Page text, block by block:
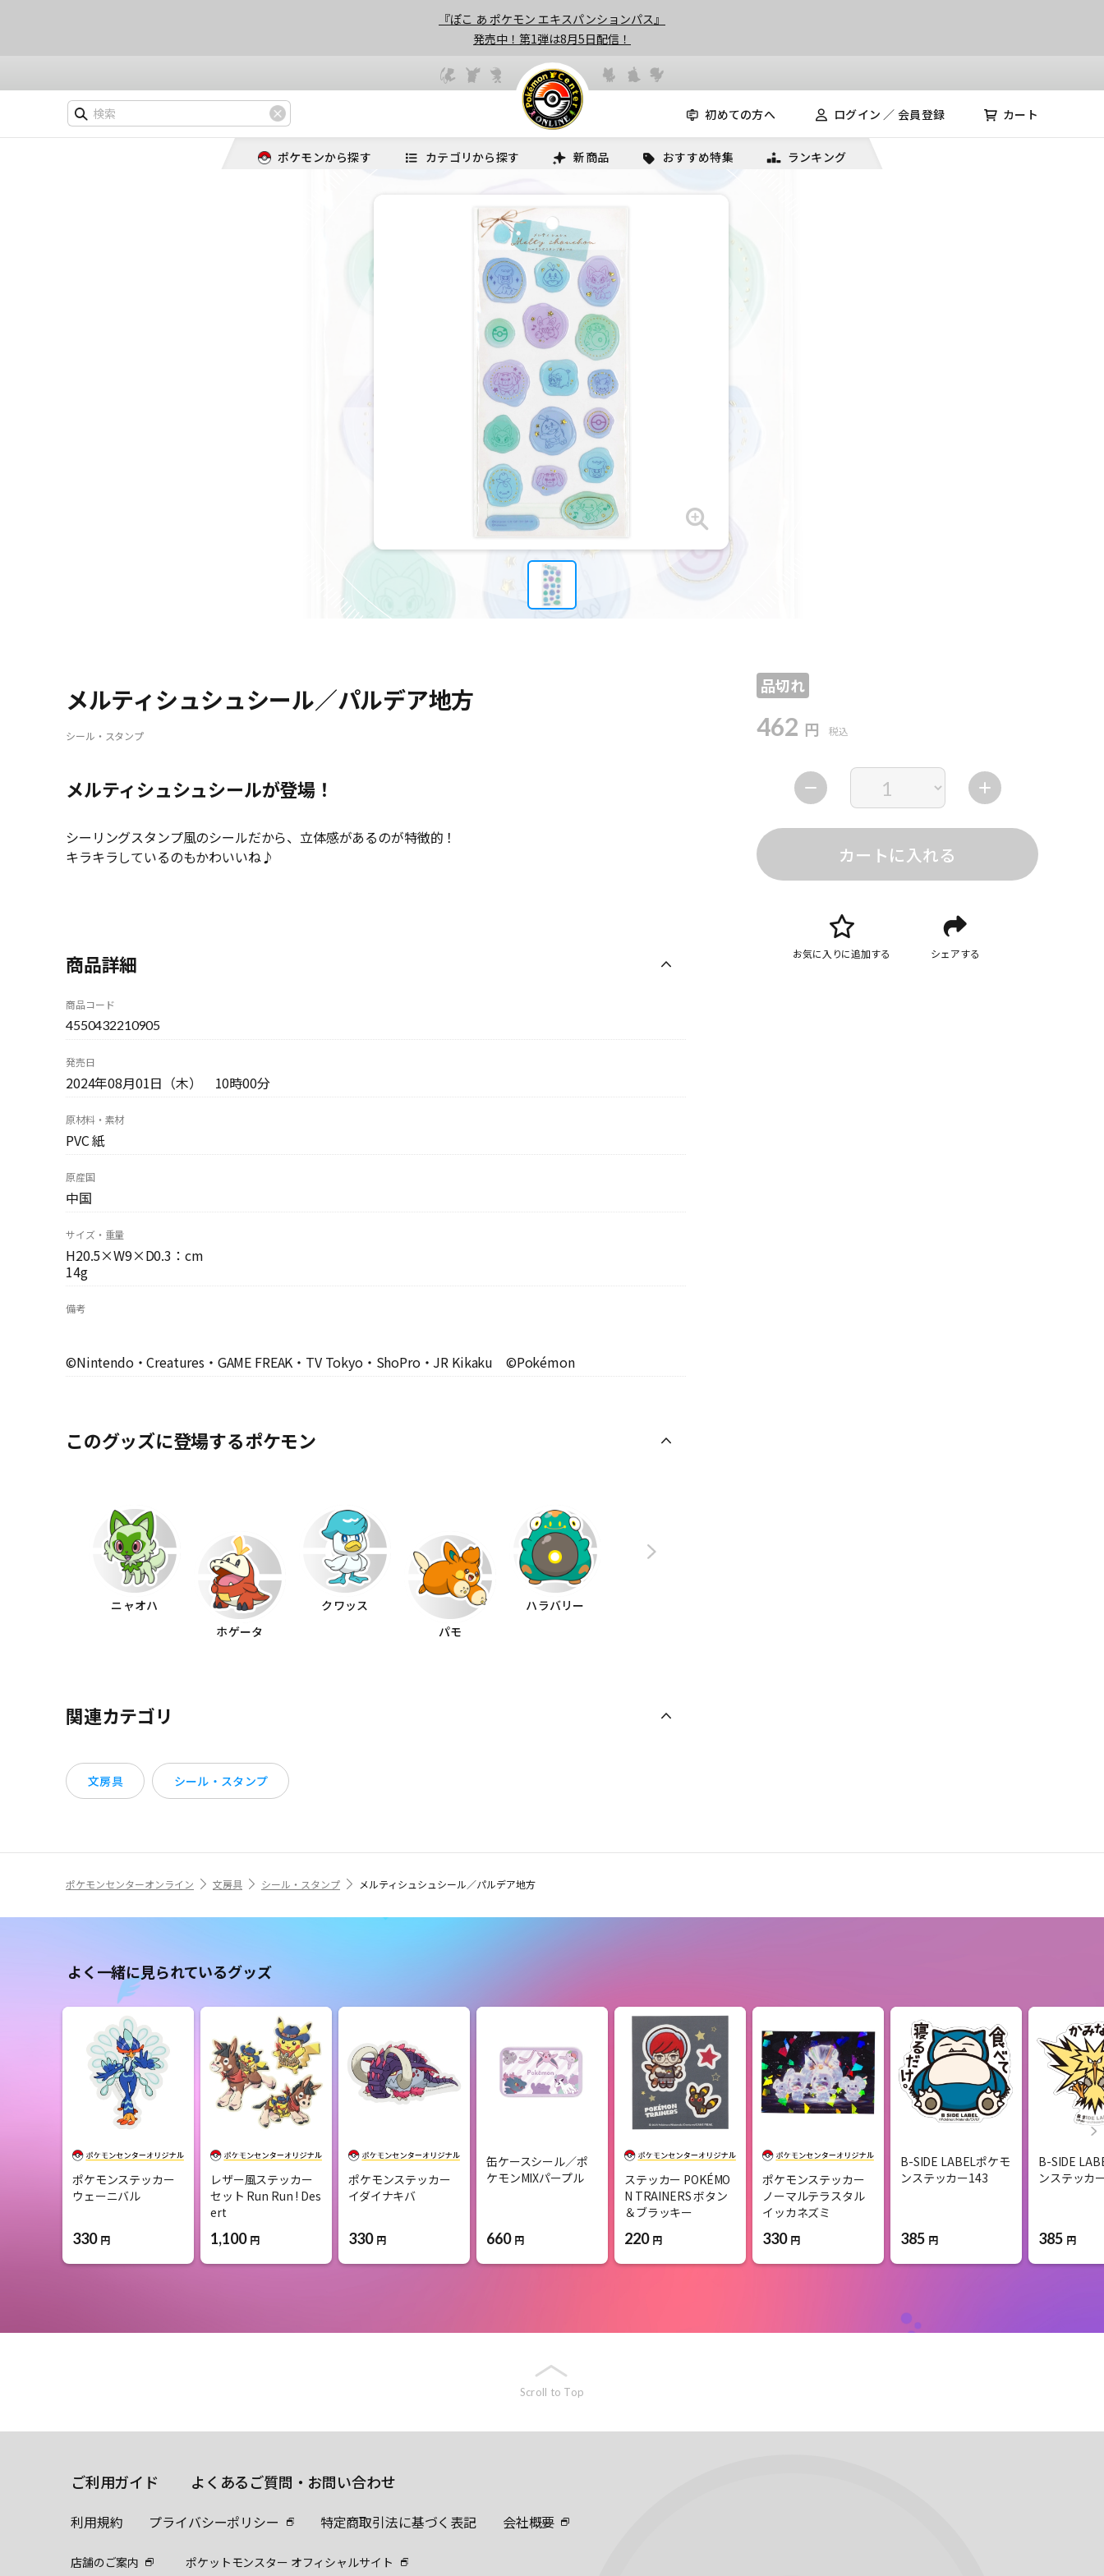
『ぽこ あ ポケモン エキスパンションパス』
発売中！第1弾は8月5日配信！
初めての方へ ログイン ／ 会員登録 カート
ポケモンから探す カテゴリから探す 新商品 おすすめ特集 ランキング
メルティシュシュシール／パルデア地方
シール・スタンプ
品切れ
462 円 税込
カートに入れる
お気に入りに追加する シェアする
メルティシュシュシールが登場！
シーリングスタンプ風のシールだから、立体感があるのが特徴的！
キラキラしているのもかわいいね♪
商品詳細
商品コード
4550432210905
発売日
2024年08月01日（木） 10時00分
原材料・素材
PVC 紙
原産国
中国
サイズ・重量
H20.5×W9×D0.3：cm
14g
備考
©Nintendo・Creatures・GAME FREAK・TV Tokyo・ShoPro・JR Kikaku ©Pokémon
このグッズに登場するポケモン
ニャオハ
ホゲータ
クワッス
パモ
ハラバリー
関連カテゴリ
文房具 シール・スタンプ
ポケモンセンターオンライン 文房具 シール・スタンプ メルティシュシュシール／パルデア地方
よく一緒に見られているグッズ
ポケモンステッカー
ウェーニバル
330 円
レザー風ステッカー
セット Run Run ! Des
ert
1,100 円
ポケモンステッカー
イダイナキバ
330 円
缶ケースシール／ポ
ケモンMIXパープル
660 円
ステッカー POKÉMO
N TRAINERS ボタン
＆ブラッキー
220 円
ポケモンステッカー
ノーマルテラスタル
イッカネズミ
330 円
B-SIDE LABELポケモ
ンステッカー143
385 円
B-SIDE
ンステッカ
385 円
Scroll to Top
ご利用ガイド よくあるご質問・お問い合わせ
利用規約 プライバシーポリシー 特定商取引法に基づく表記 会社概要
店舗のご案内 ポケットモンスター オフィシャルサイト